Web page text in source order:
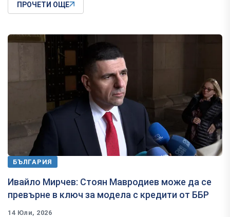
ПРОЧЕТИ ОЩЕ
БЪЛГАРИЯ
Ивайло Мирчев: Стоян Мавродиев може да се
превърне в ключ за модела с кредити от ББР
14 Юли, 2026